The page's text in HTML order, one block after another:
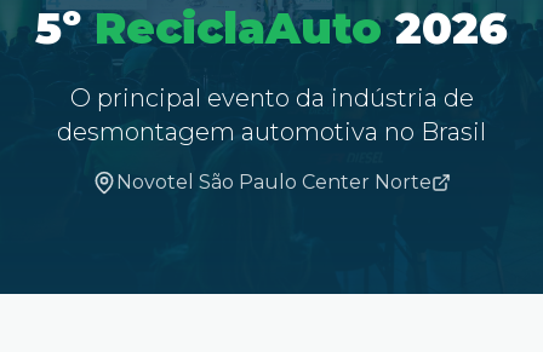
5ºReciclaAuto2026
O principal evento da indústria de
desmontagem automotiva no Brasil
Novotel São Paulo Center Norte